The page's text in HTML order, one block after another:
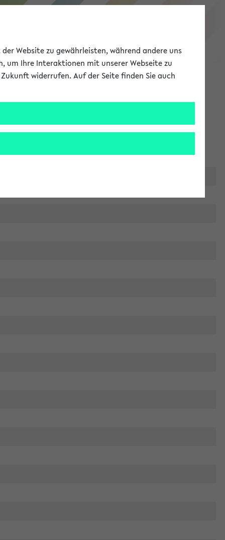
eKVV
Website zu gewährleisten, während andere uns
um Ihre Interaktionen mit unserer Webseite zu
widerrufen. Auf der Seite finden Sie auch